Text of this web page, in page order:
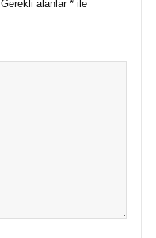
Gerekli alanlar * ile